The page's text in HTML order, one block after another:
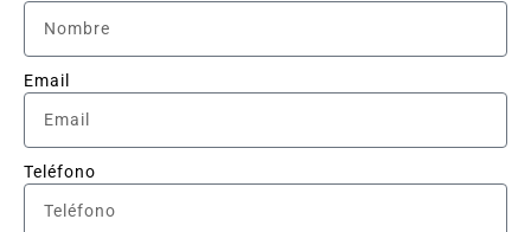
Email
Teléfono